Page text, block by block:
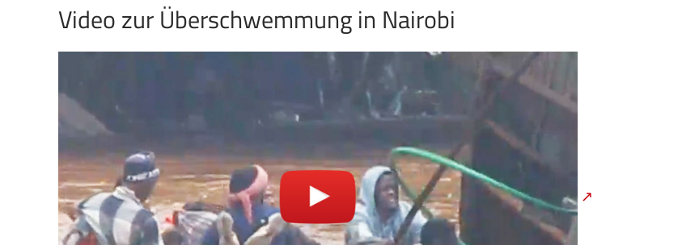
Video zur Überschwemmung in Nairobi